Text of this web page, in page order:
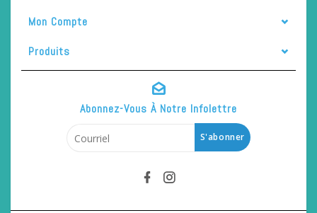
Mon Compte
Produits
Abonnez-Vous À Notre Infolettre
S'abonner